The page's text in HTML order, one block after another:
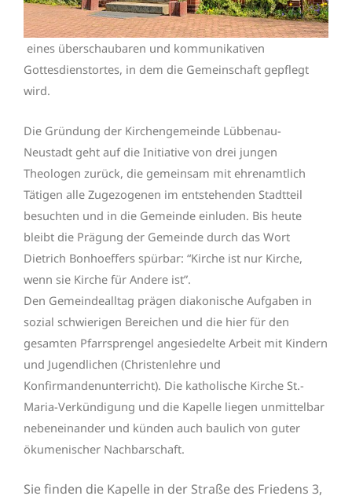
eines überschaubaren und kommunikativen
Gottesdienstortes, in dem die Gemeinschaft gepflegt
wird.
Die Gründung der Kirchengemeinde Lübbenau-
Neustadt geht auf die Initiative von drei jungen
Theologen zurück, die gemeinsam mit ehrenamtlich
Tätigen alle Zugezogenen im entstehenden Stadtteil
besuchten und in die Gemeinde einluden. Bis heute
bleibt die Prägung der Gemeinde durch das Wort
Dietrich Bonhoeffers spürbar: “Kirche ist nur Kirche,
wenn sie Kirche für Andere ist”.
Den Gemeindealltag prägen diakonische Aufgaben in
sozial schwierigen Bereichen und die hier für den
gesamten Pfarrsprengel angesiedelte Arbeit mit Kindern
und Jugendlichen (Christenlehre und
Konfirmandenunterricht). Die katholische Kirche St.-
Maria-Verkündigung und die Kapelle liegen unmittelbar
nebeneinander und künden auch baulich von guter
ökumenischer Nachbarschaft.
Sie finden die Kapelle in der Straße des Friedens 3,